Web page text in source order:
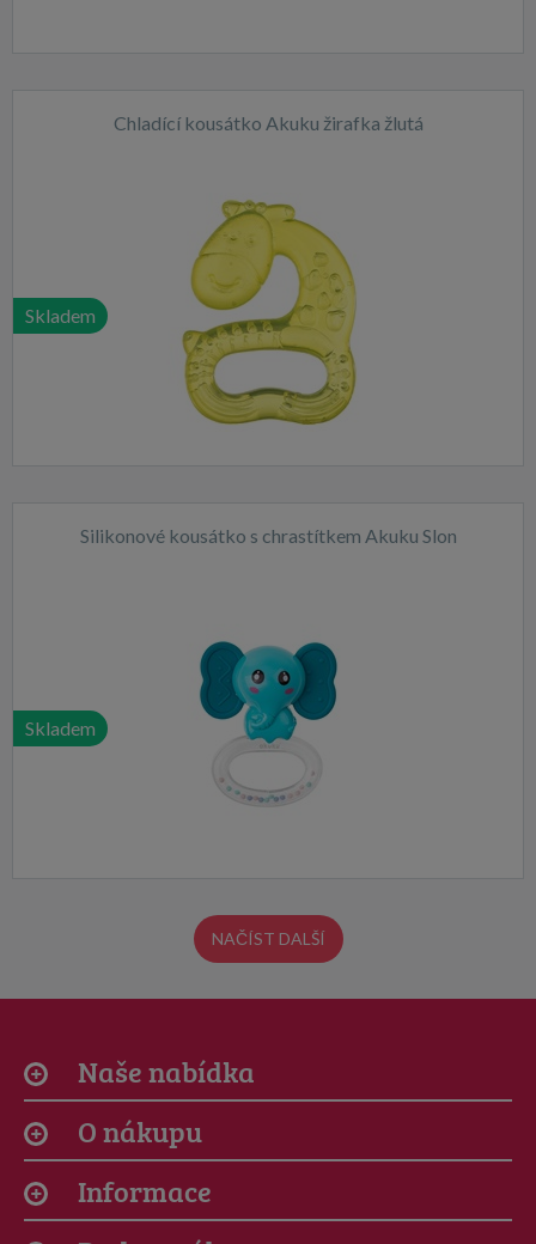
Chladící kousátko Akuku žirafka žlutá
Skladem
Silikonové kousátko s chrastítkem Akuku Slon
Skladem
NAČÍST DALŠÍ
Naše nabídka
O nákupu
Informace